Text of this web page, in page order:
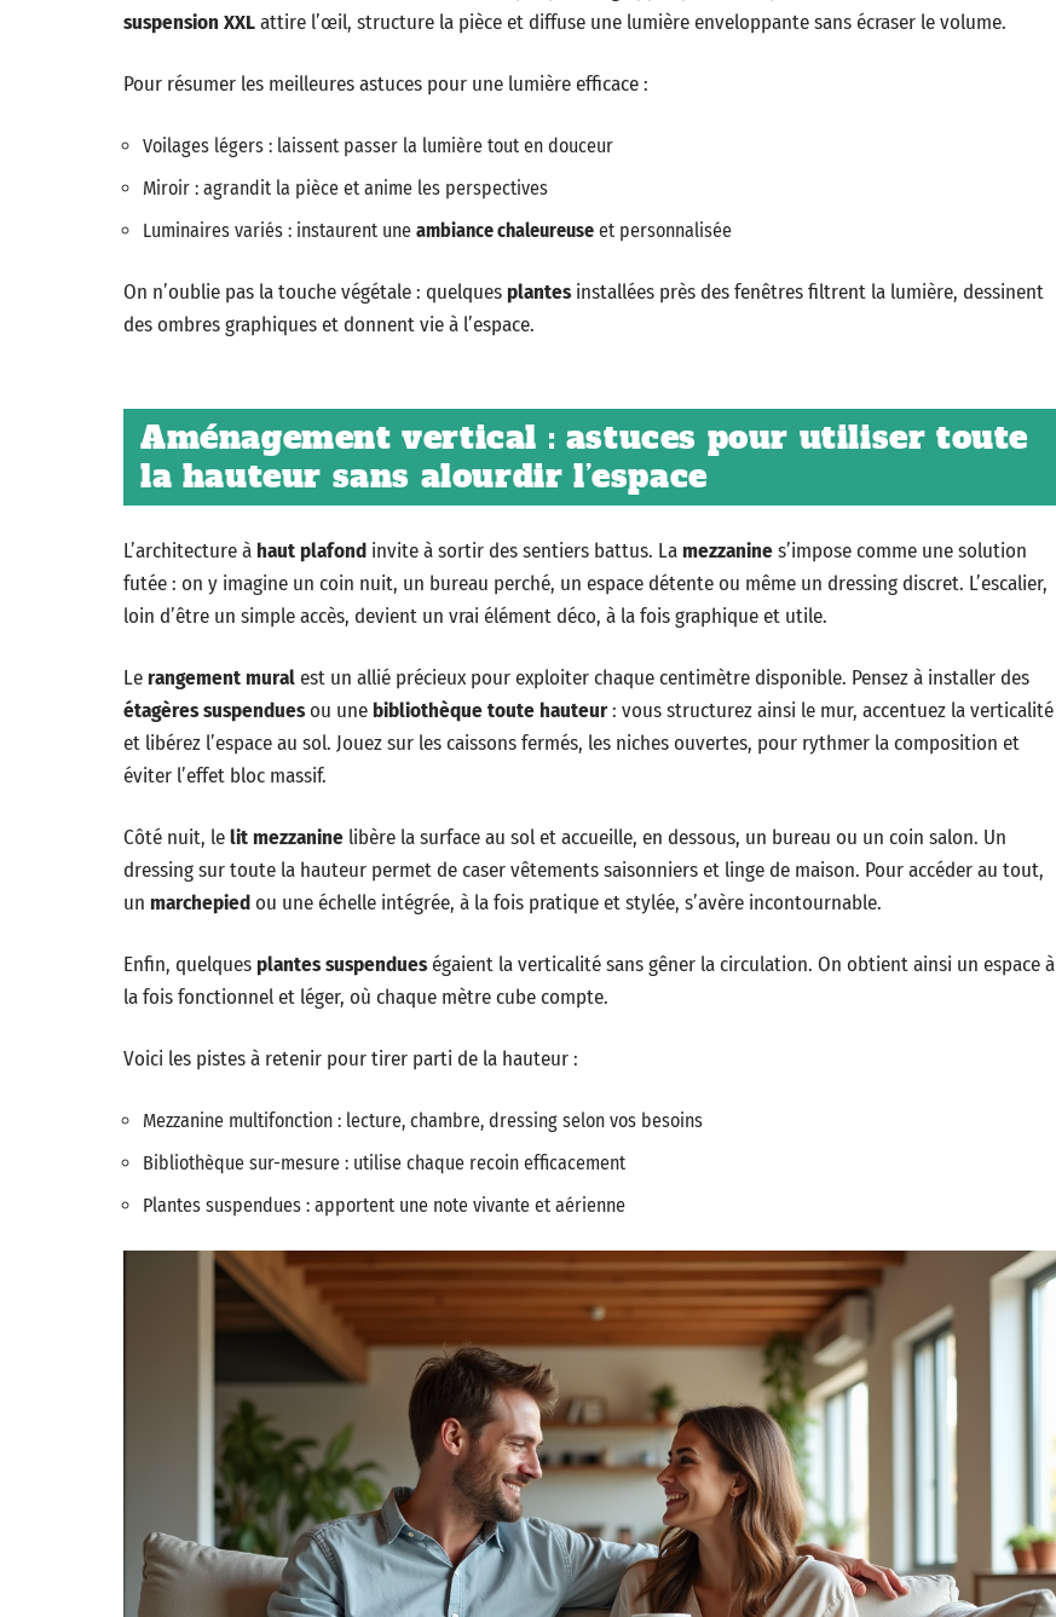
suspension XXLattire l’œil, structure la pièce et diffuse une lumière enveloppante sans écraser le volume.
Pour résumer les meilleures astuces pour une lumière efficace :
Voilages légers : laissent passer la lumière tout en douceur
Miroir : agrandit la pièce et anime les perspectives
Luminaires variés : instaurent une ambiance chaleureuse et personnalisée
On n’oublie pas la touche végétale : quelquesplantesinstallées près des fenêtres filtrent la lumière, dessinent
des ombres graphiques et donnent vie à l’espace.
Aménagement vertical : astuces pour utiliser toute
la hauteur sans alourdir l’espace
L’architecture à haut plafond invite à sortir des sentiers battus. Lamezzanines’impose comme une solution
futée : on y imagine un coin nuit, un bureau perché, un espace détente ou même un dressing discret. L’escalier,
loin d’être un simple accès, devient un vrai élément déco, à la fois graphique et utile.
Lerangement muralest un allié précieux pour exploiter chaque centimètre disponible. Pensez à installer des
étagères suspenduesou une bibliothèque toute hauteur: vous structurez ainsi le mur, accentuez la verticalité
et libérez l’espace au sol. Jouez sur les caissons fermés, les niches ouvertes, pour rythmer la composition et
éviter l’effet bloc massif.
Côté nuit, lelit mezzanine libère la surface au sol et accueille, en dessous, un bureau ou un coin salon. Un
dressing sur toute la hauteur permet de caser vêtements saisonniers et linge de maison. Pour accéder au tout,
un marchepiedou une échelle intégrée, à la fois pratique et stylée, s’avère incontournable.
Enfin, quelquesplantes suspendueségaient la verticalité sans gêner la circulation. On obtient ainsi un espace à
la fois fonctionnel et léger, où chaque mètre cube compte.
Voici les pistes à retenir pour tirer parti de la hauteur :
Mezzanine multifonction : lecture, chambre, dressing selon vos besoins
Bibliothèque sur-mesure : utilise chaque recoin efficacement
Plantes suspendues : apportent une note vivante et aérienne